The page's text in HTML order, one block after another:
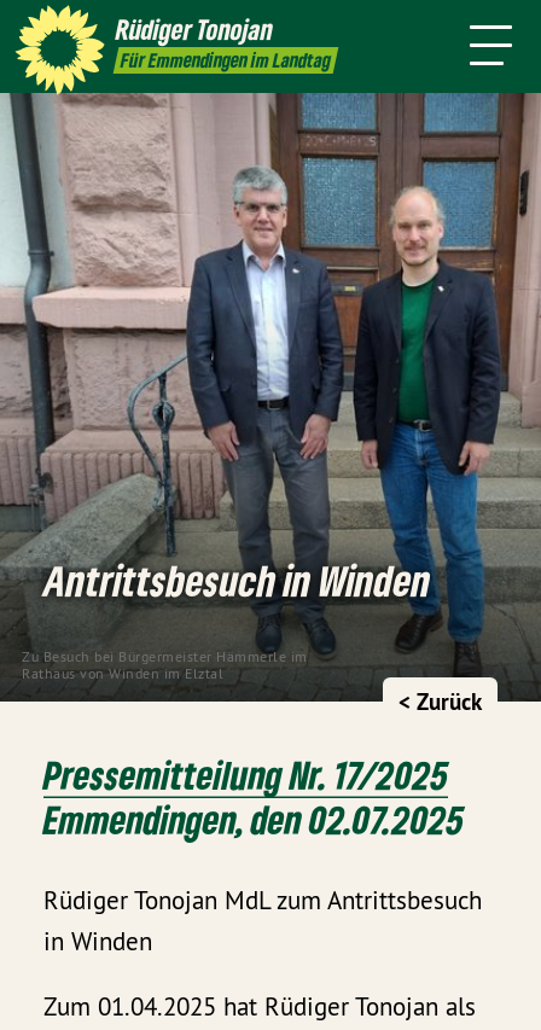
RüdigerTonojan
Für Emmendingen im Landtag
Termine Presse
Über mich Landtag
Zu Besuch bei Bürgermeister Hämmerle im
Rathaus von Winden im Elztal
Antrittsbesuch in Winden
< Zurück
Pressemitteilung Nr. 17/2025
Emmendingen, den 02.07.2025
Rüdiger Tonojan MdL zum Antrittsbesuch
in Winden
Zum 01.04.2025 hat Rüdiger Tonojan als